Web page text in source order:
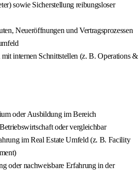
sowie Sicherstellung reibungsloser
Neueröffnungen und Vertragsprozessen
internen Schnittstellen (z. B. Operations &
oder Ausbildung im Bereich
oder vergleichbar
im Real Estate Umfeld (z. B. Facility
oder nachweisbare Erfahrung in der